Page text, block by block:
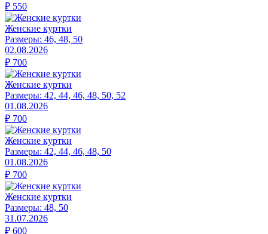
₽ 550
Женские куртки
Размеры: 46, 48, 50
02.08.2026
₽ 700
Женские куртки
Размеры: 42, 44, 46, 48, 50, 52
01.08.2026
₽ 700
Женские куртки
Размеры: 42, 44, 46, 48, 50
01.08.2026
₽ 700
Женские куртки
Размеры: 48, 50
31.07.2026
₽ 600